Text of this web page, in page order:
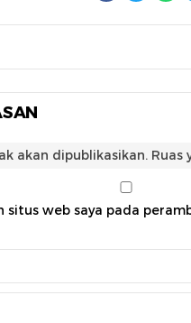
akan dipublikasikan. Ruas
situs web saya pada